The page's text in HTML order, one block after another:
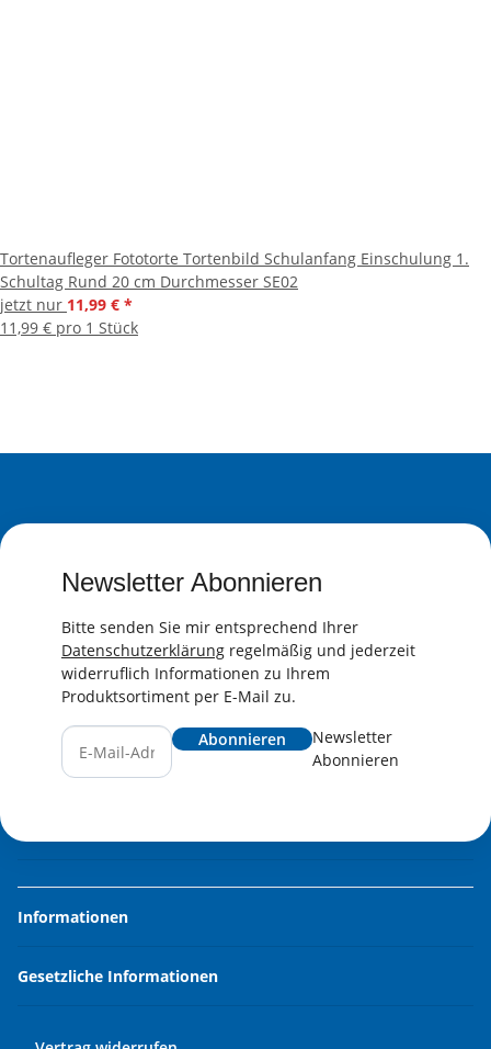
Tortenaufleger Fototorte Tortenbild Schulanfang Einschulung 1.
Schultag Rund 20 cm Durchmesser SE02
jetzt nur 11,99 € *
11,99 € pro 1 Stück
Newsletter Abonnieren
Bitte senden Sie mir entsprechend Ihrer
Datenschutzerklärung regelmäßig und jederzeit
widerruflich Informationen zu Ihrem
Produktsortiment per E-Mail zu.
Abonnieren
Newsletter
Abonnieren
Informationen
Gesetzliche Informationen